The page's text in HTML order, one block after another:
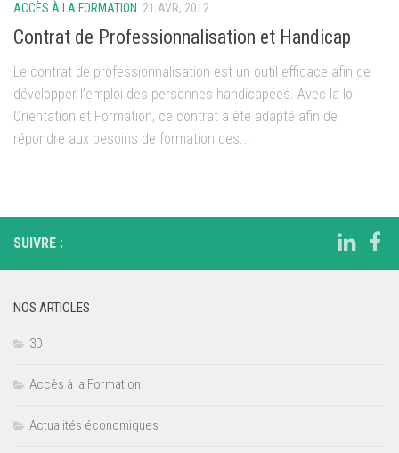
ACCÈS À LA FORMATION 21 AVR, 2012
Contrat de Professionnalisation et Handicap
Le contrat de professionnalisation est un outil efficace afin de
développer l’emploi des personnes handicapées. Avec la loi
Orientation et Formation, ce contrat a été adapté afin de
répondre aux besoins de formation des...
SUIVRE :
NOS ARTICLES
3D
Accès à la Formation
Actualités économiques